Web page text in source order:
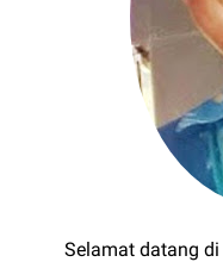
Selamat datang di